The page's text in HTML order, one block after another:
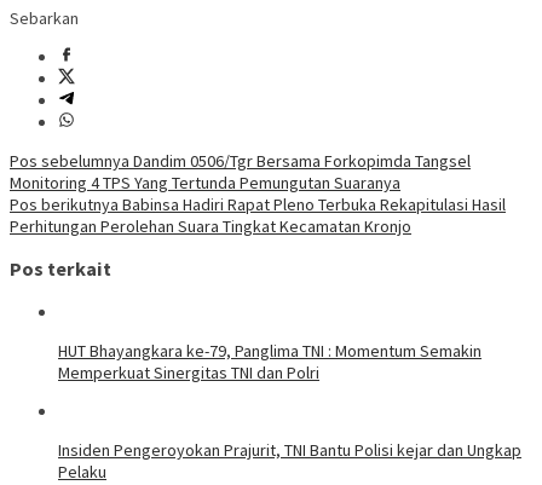
Sebarkan
Navigasi
pos
Pos sebelumnya Dandim 0506/Tgr Bersama Forkopimda Tangsel
Monitoring 4 TPS Yang Tertunda Pemungutan Suaranya
Pos berikutnya Babinsa Hadiri Rapat Pleno Terbuka Rekapitulasi Hasil
Perhitungan Perolehan Suara Tingkat Kecamatan Kronjo
Pos terkait
HUT Bhayangkara ke-79, Panglima TNI : Momentum Semakin
Memperkuat Sinergitas TNI dan Polri
Insiden Pengeroyokan Prajurit, TNI Bantu Polisi kejar dan Ungkap
Pelaku